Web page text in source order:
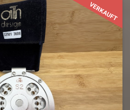
VERKAUFT